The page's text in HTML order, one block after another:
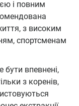
і повним
з високим
спортсменам
бути впевнені,
з коренів,